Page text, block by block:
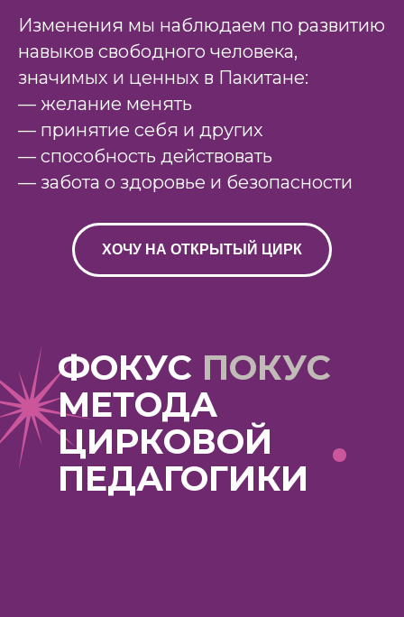
Изменения мы наблюдаем по развитию
навыков свободного человека,
значимых и ценных в Пакитане:
— желание менять
— принятие себя и других
— способность действовать
— забота о здоровье и безопасности
ХОЧУ НА ОТКРЫТЫЙ ЦИРК
ФОКУС ПОКУС
МЕТОДА
ЦИРКОВОЙ
ПЕДАГОГИКИ